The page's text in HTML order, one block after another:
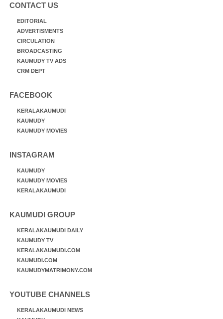
CONTACT US
EDITORIAL
ADVERTISMENTS
CIRCULATION
BROADCASTING
KAUMUDY TV ADS
CRM DEPT
FACEBOOK
KERALAKAUMUDI
KAUMUDY
KAUMUDY MOVIES
INSTAGRAM
KAUMUDY
KAUMUDY MOVIES
KERALAKAUMUDI
KAUMUDI GROUP
KERALAKAUMUDI DAILY
KAUMUDY TV
KERALAKAUMUDI.COM
KAUMUDI.COM
KAUMUDYMATRIMONY.COM
YOUTUBE CHANNELS
KERALAKAUMUDI NEWS